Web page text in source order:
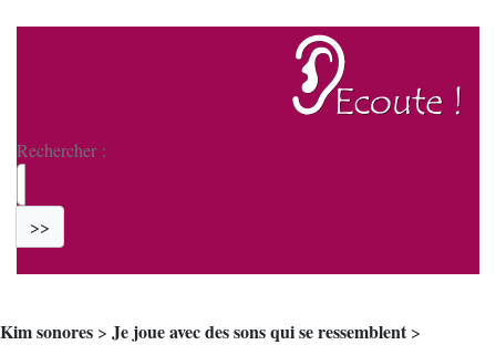
Rechercher :
>>
Kim sonores > Je joue avec des sons qui se ressemblent >